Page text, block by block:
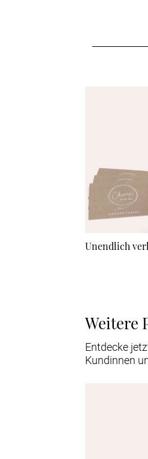
Unendlich
Weitere
Entdecke
Kundinnen